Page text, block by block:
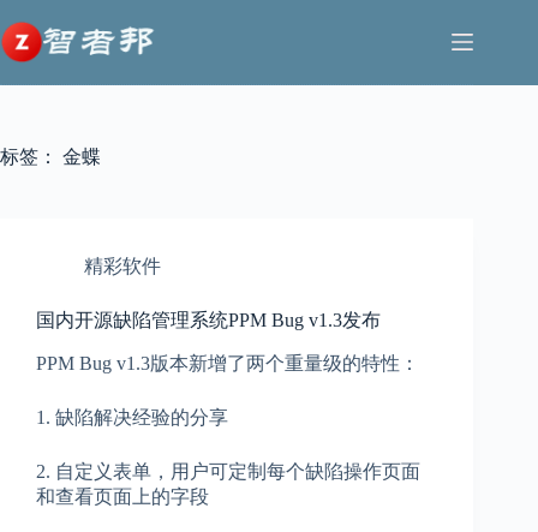
至
内
容
标签： 金蝶
精彩软件
国内开源缺陷管理系统PPM Bug v1.3发布
PPM Bug v1.3版本新增了两个重量级的特性：
1. 缺陷解决经验的分享
2. 自定义表单，用户可定制每个缺陷操作页面
和查看页面上的字段